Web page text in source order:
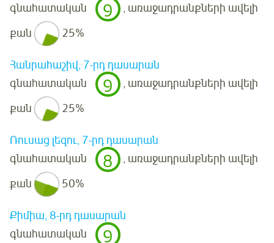
գնահատական
9
, առաջադրանքների ավելի
քան
25%
Հանրահաշիվ, 7-րդ դասարան
գնահատական
9
, առաջադրանքների ավելի
քան
25%
Ռուսաց լեզու, 7-րդ դասարան
գնահատական
8
, առաջադրանքների ավելի
քան
50%
Քիմիա, 8-րդ դասարան
գնահատական
9